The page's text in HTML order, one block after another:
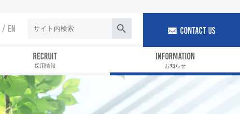
RECRUIT
採用情報
INFORMATION
お知らせ
EN CONTACT US